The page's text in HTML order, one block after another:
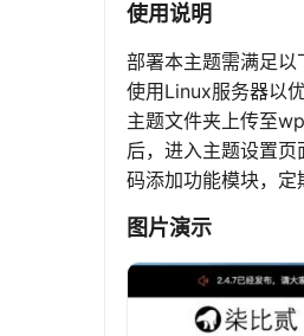
使用说明
部署本主题需满足
使用Linux服务器以
主题文件夹上传至
后，进入主题设置
码添加功能模块，定
图片演示